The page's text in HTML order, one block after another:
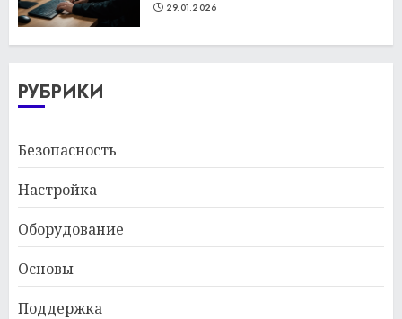
29.01.2026
РУБРИКИ
Безопасность
Настройка
Оборудование
Основы
Поддержка